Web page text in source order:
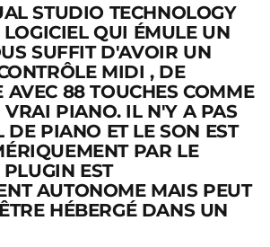
STUDIO TECHNOLOGY
LOGICIEL QUI ÉMULE UN
SUFFIT D'AVOIR UN
MIDI, DE
AVEC 88 TOUCHESCOMME
VRAI PIANO. IL N'Y A PAS
DE PIANO ET LE SON EST
PAR LE
EST
AUTONOME MAIS PEUT
HÉBERGÉ DANS UN